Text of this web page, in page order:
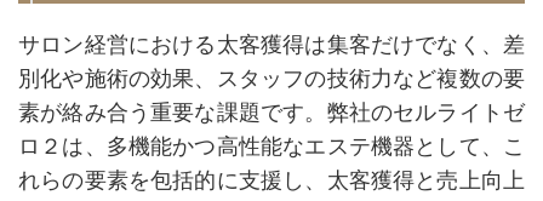
サロン経営における太客獲得は集客だけでなく、差
別化や施術の効果、スタッフの技術力など複数の要
素が絡み合う重要な課題です。弊社のセルライトゼ
ロ２は、多機能かつ高性能なエステ機器として、こ
れらの要素を包括的に支援し、太客獲得と売上向上